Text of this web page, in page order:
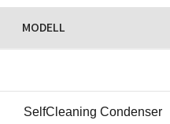
MODELL
SelfCleaning Condenser